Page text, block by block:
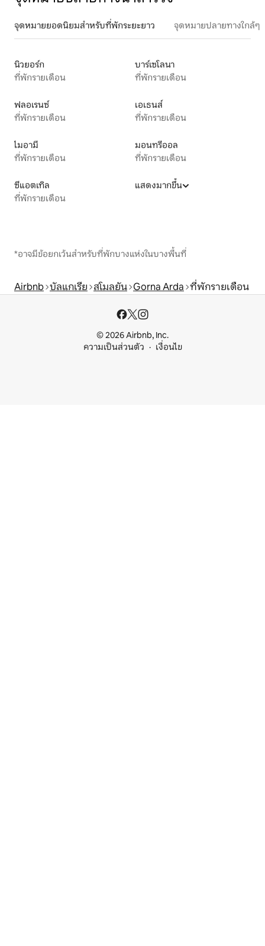
จุดหมายยอดนิยมสำหรับที่พักระยะยาว จุดหมายปลายทางใกล้ๆ
นิวยอร์ก
ที่พักรายเดือน
บาร์เซโลนา
ที่พักรายเดือน
ฟลอเรนซ์
ที่พักรายเดือน
เอเธนส์
ที่พักรายเดือน
ไมอามี
ที่พักรายเดือน
มอนทรีออล
ที่พักรายเดือน
ซีแอตเทิล
ที่พักรายเดือน
แสดงมากขึ้น
*อาจมีข้อยกเว้นสำหรับที่พักบางแห่งในบางพื้นที่
Airbnb บัลแกเรีย สโมลยัน Gorna Arda ที่พักรายเดือน
© 2026 Airbnb, Inc.
ความเป็นส่วนตัว
เงื่อนไข